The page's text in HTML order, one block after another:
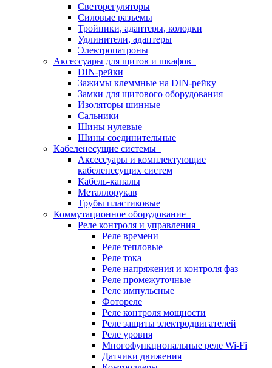
Светорегуляторы
Силовые разъемы
Тройники, адаптеры, колодки
Удлинители, адаптеры
Электропатроны
Аксессуары для щитов и шкафов
DIN-рейки
Зажимы клеммные на DIN-рейку
Замки для щитового оборудования
Изоляторы шинные
Сальники
Шины нулевые
Шины соединительные
Кабеленесущие системы
Аксессуары и комплектующие
кабеленесущих систем
Кабель-каналы
Металлорукав
Трубы пластиковые
Коммутационное оборудование
Реле контроля и управления
Реле времени
Реле тепловые
Реле тока
Реле напряжения и контроля фаз
Реле промежуточные
Реле импульсные
Фотореле
Реле контроля мощности
Реле защиты электродвигателей
Реле уровня
Многофункциональные реле Wi-Fi
Датчики движения